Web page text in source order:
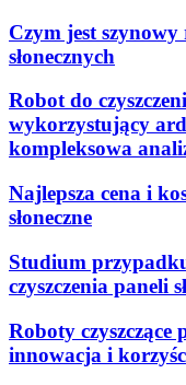
Czym jest szynowy
słonecznych
Robot do
wykorzystujący
kompleksowa
Najlepsza cena i
słoneczne
Studium
czyszczenia paneli
Roboty czyszczące
innowacja i